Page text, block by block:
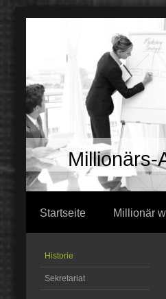
Millionärs-
Startseite Millionär
Historie
Sekretariat